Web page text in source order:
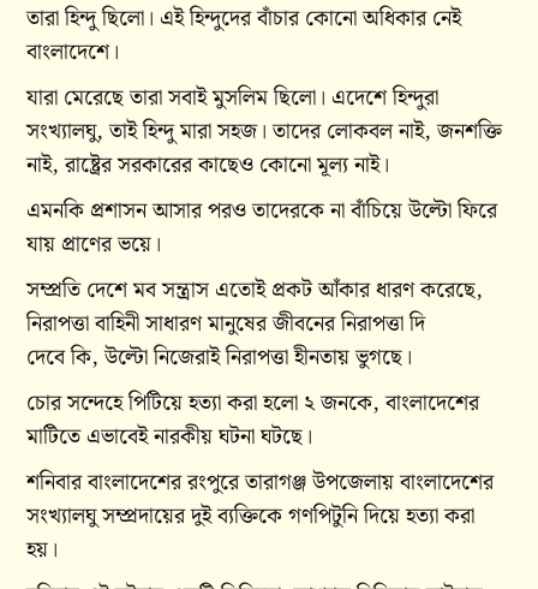
তারা হিন্দু ছিলো। এই হিন্দুদের বাঁচার কোনো অধিকার নেই
বাংলাদেশে।
যারা মেরেছে তারা সবাই মুসলিম ছিলো। এদেশে হিন্দুরা
সংখ্যালঘু, তাই হিন্দু মারা সহজ। তাদের লোকবল নাই, জনশক্তি
নাই, রাষ্ট্রের সরকারের কাছেও কোনো মূল্য নাই।
এমনকি প্রশাসন আসার পরও তাদেরকে না বাঁচিয়ে উল্টো ফিরে
যায় প্রাণের ভয়ে।
সম্প্রতি দেশে মব সন্ত্রাস এতোই প্রকট আঁকার ধারণ করেছে,
নিরাপত্তা বাহিনী সাধারণ মানুষের জীবনের নিরাপত্তা দি
দেবে কি, উল্টো নিজেরাই নিরাপত্তা হীনতায় ভুগছে।
চোর সন্দেহে পিটিয়ে হত্যা করা হলো ২ জনকে, বাংলাদেশের
মাটিতে এভাবেই নারকীয় ঘটনা ঘটছে।
শনিবার বাংলাদেশের রংপুরে তারাগঞ্জ উপজেলায় বাংলাদেশের
সংখ্যালঘু সম্প্রদায়ের দুই ব্যক্তিকে গণপিটুনি দিয়ে হত্যা করা
হয়।